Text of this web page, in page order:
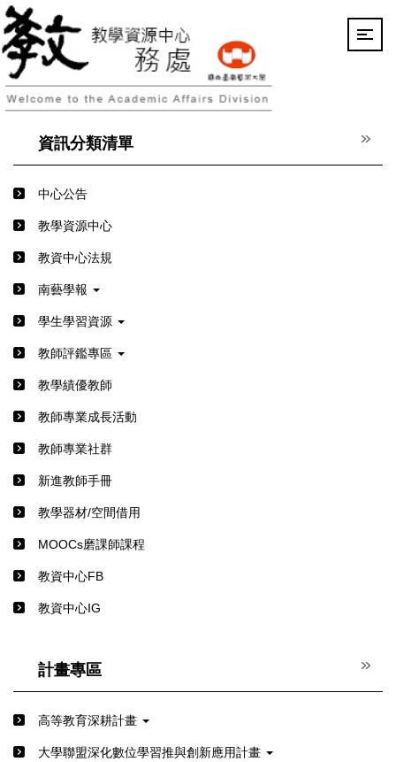
跳
到
主
要
內
容
資訊分類清單
中心公告
教學資源中心
教資中心法規
南藝學報
學生學習資源
教師評鑑專區
教學績優教師
教師專業成長活動
教師專業社群
新進教師手冊
教學器材/空間借用
MOOCs磨課師課程
教資中心FB
教資中心IG
計畫專區
高等教育深耕計畫
⼤學聯盟深化數位學習推與創新應⽤計畫